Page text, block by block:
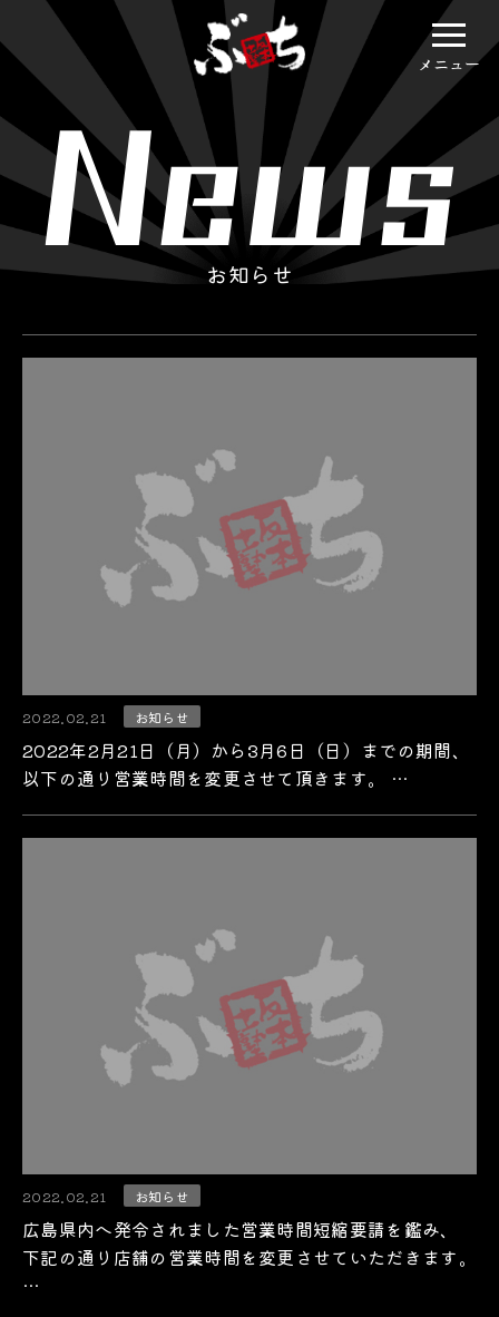
お知らせ
2022.02.21 お知らせ
2022年2月21日（月）から3月6日（日）までの期間、
以下の通り営業時間を変更させて頂きます。 …
2022.02.21 お知らせ
広島県内へ発令されました営業時間短縮要請を鑑み、
下記の通り店舗の営業時間を変更させていただきます。
…
メニュー